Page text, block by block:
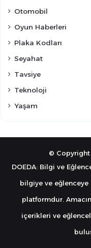
Otomobil
Oyun Haberleri
Plaka Kodları
Seyahat
Tavsiye
Teknoloji
Yaşam
© Copyright
DOEDA: Bilgi ve
bilgiye ve
platformdur.
içerikleri ve